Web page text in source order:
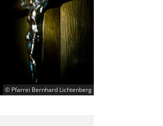
© Pfarrei Bernhard Lichtenberg